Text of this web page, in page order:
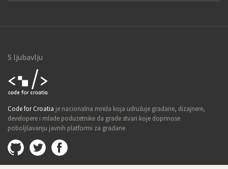
S ljubavlju
Croatia
Code for Croatia je nacionalna mreža koja udružuje građane, dizajnere,
developere i mlade poduzetnike da grade stvari koje doprinose
poboljšavanju javnih platformi za građane.